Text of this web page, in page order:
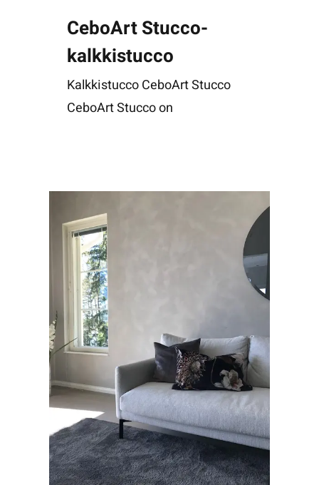
CeboArt Stucco-
kalkkistucco
Kalkkistucco CeboArt Stucco
CeboArt Stucco on